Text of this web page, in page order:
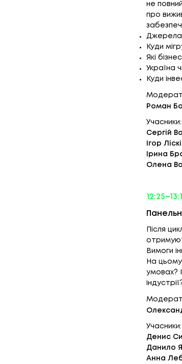
не
про
Джерела
Куди
Які
Україна
Куди
Роман
Учасники:
Сергій
Ігор Ліскі
Ірина
Олена
Після
Вимоги
На цьому
умовах?
Учасники:
Денис
Данило
Анна